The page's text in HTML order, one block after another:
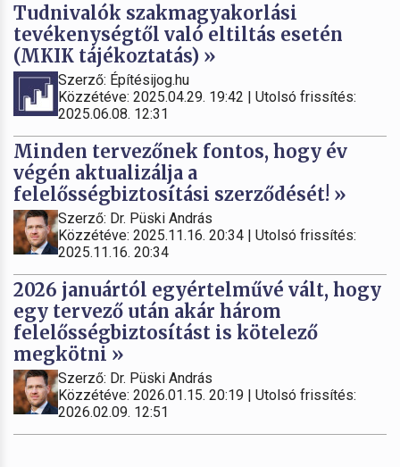
Tudnivalók szakmagyakorlási
tevékenységtől való eltiltás esetén
(MKIK tájékoztatás) »
Szerző: Építésijog.hu
Közzétéve: 2025.04.29. 19:42 | Utolsó frissítés:
2025.06.08. 12:31
Minden tervezőnek fontos, hogy év
végén aktualizálja a
felelősségbiztosítási szerződését! »
Szerző: Dr. Püski András
Közzétéve: 2025.11.16. 20:34 | Utolsó frissítés:
2025.11.16. 20:34
2026 januártól egyértelművé vált, hogy
egy tervező után akár három
felelősségbiztosítást is kötelező
megkötni »
Szerző: Dr. Püski András
Közzétéve: 2026.01.15. 20:19 | Utolsó frissítés:
2026.02.09. 12:51